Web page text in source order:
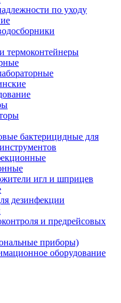
по уходу
термоконтейнеры
бактерицидные для
игл и шприцев
дезинфекции
и предрейсовых
приборы)
оборудование